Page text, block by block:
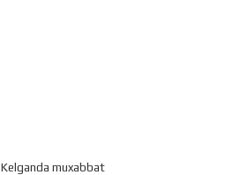
Kelganda muxabbat